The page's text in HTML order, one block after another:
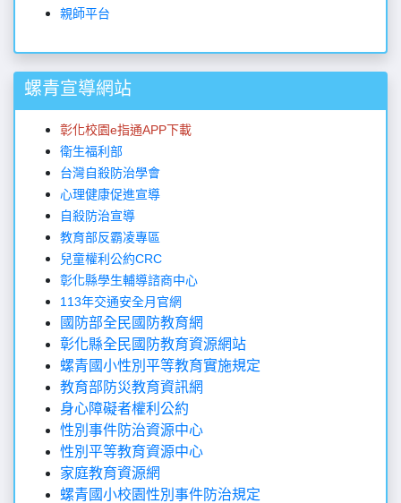
親師平台
螺青宣導網站
彰化校園e指通APP下載
衛生福利部
台灣自殺防治學會
心理健康促進宣導
自殺防治宣導
教育部反霸凌專區
兒童權利公約CRC
彰化縣學生輔導諮商中心
113年交通安全月官網
國防部全民國防教育網
彰化縣全民國防教育資源網站
螺青國小性別平等教育實施規定
教育部防災教育資訊網
身心障礙者權利公約
性別事件防治資源中心
性別平等教育資源中心
家庭教育資源網
螺青國小校園性別事件防治規定